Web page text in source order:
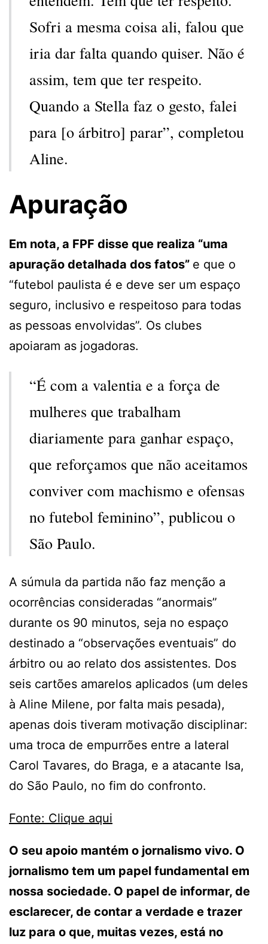
Sofri a mesma coisa ali, falou que
iria dar falta quando quiser. Não é
assim, tem que ter respeito.
Quando a Stella faz o gesto, falei
para [o árbitro] parar”, completou
Aline.
Apuração
Em nota, a FPF disse que realiza “uma
apuração detalhada dos fatos” e que o
“futebol paulista é e deve ser um espaço
seguro, inclusivo e respeitoso para todas
as pessoas envolvidas”. Os clubes
apoiaram as jogadoras.
“É com a valentia e a força de
mulheres que trabalham
diariamente para ganhar espaço,
que reforçamos que não aceitamos
conviver com machismo e ofensas
no futebol feminino”, publicou o
São Paulo.
A súmula da partida não faz menção a
ocorrências consideradas “anormais”
durante os 90 minutos, seja no espaço
destinado a “observações eventuais” do
árbitro ou ao relato dos assistentes. Dos
seis cartões amarelos aplicados (um deles
à Aline Milene, por falta mais pesada),
apenas dois tiveram motivação disciplinar:
uma troca de empurrões entre a lateral
Carol Tavares, do Braga, e a atacante Isa,
do São Paulo, no fim do confronto.
Fonte: Clique aqui
O seu apoio mantém o jornalismo vivo. O
jornalismo tem um papel fundamental em
nossa sociedade. O papel de informar, de
esclarecer, de contar a verdade e trazer
luz para o que, muitas vezes, está no